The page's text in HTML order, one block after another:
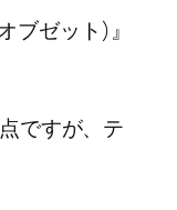
ブゼット)』
ですが、テ